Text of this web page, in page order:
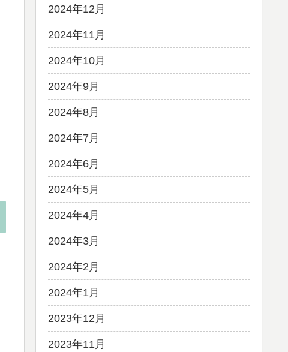
2024年12月
2024年11月
2024年10月
2024年9月
2024年8月
2024年7月
2024年6月
2024年5月
2024年4月
2024年3月
2024年2月
2024年1月
2023年12月
2023年11月